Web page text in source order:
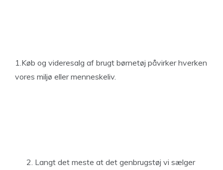
1.Køb og videresalg af brugt børnetøj påvirker hverken
vores miljø eller menneskeliv.
Langt det meste at det genbrugstøj vi sælger